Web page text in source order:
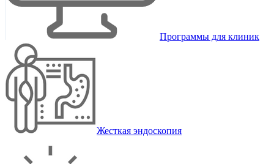
Программы для клиник
Жесткая эндоскопия